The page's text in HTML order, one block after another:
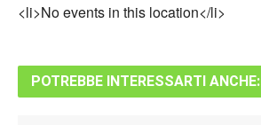
<li>No events in this location</li>
POTREBBE INTERESSARTI ANCHE: